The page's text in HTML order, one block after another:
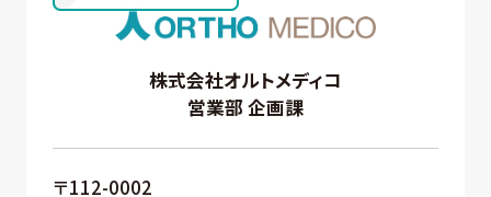
株式会社オルトメディコ
営業部 企画課
〒112-0002